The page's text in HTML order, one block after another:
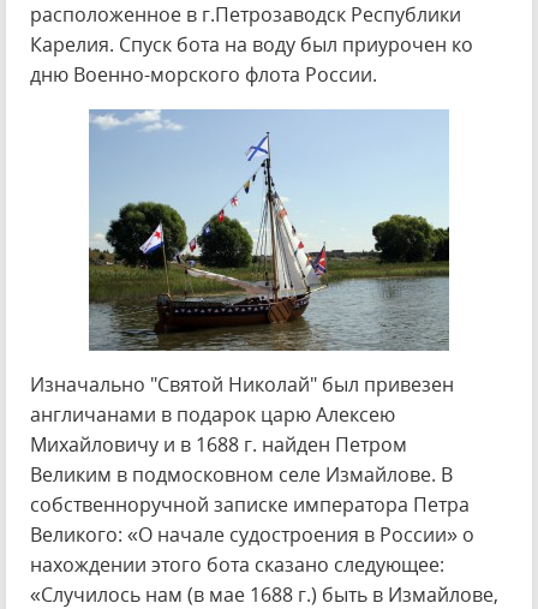
расположенное в г.Петрозаводск Республики
Карелия. Спуск бота на воду был приурочен ко
дню Военно-морского флота России.
Изначально "Святой Николай" был привезен
англичанами в подарок царю Алексею
Михайловичу и в 1688 г. найден Петром
Великим в подмосковном селе Измайлове. В
собственноручной записке императора Петра
Великого: «О начале судостроения в России» о
нахождении этого бота сказано следующее:
«Случилось нам (в мае 1688 г.) быть в Измайлове,